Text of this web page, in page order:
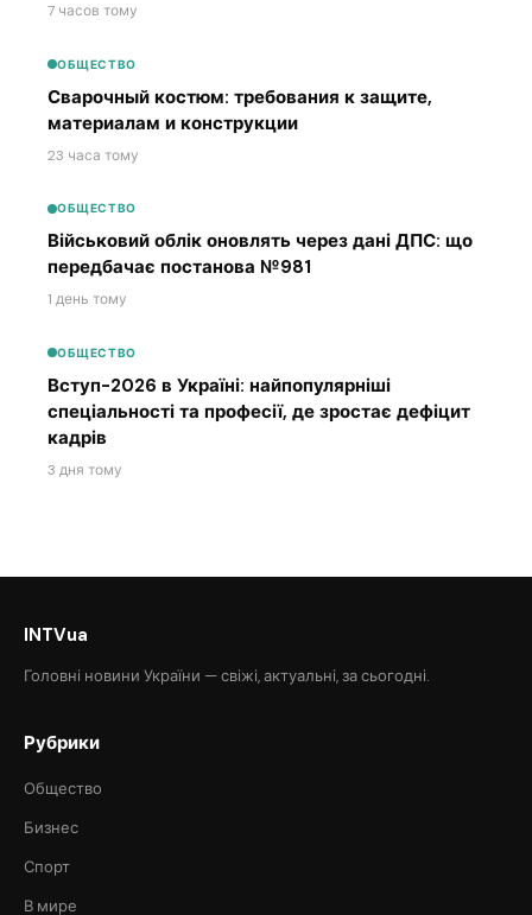
7 часов тому
ОБЩЕСТВО
Сварочный костюм: требования к защите,
материалам и конструкции
23 часа тому
ОБЩЕСТВО
Військовий облік оновлять через дані ДПС: що
передбачає постанова №981
1 день тому
ОБЩЕСТВО
Вступ-2026 в Україні: найпопулярніші
спеціальності та професії, де зростає дефіцит
кадрів
3 дня тому
INTVua
Головні новини України — свіжі, актуальні, за сьогодні.
Рубрики
Общество
Бизнес
Спорт
В мире